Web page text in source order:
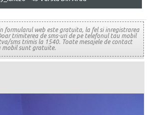
formularul web este gratuita, la fel si inregistrarea
trimiterea de sms-uri de pe telefonul tau mobil
sms trimis la 1540. Toate mesajele de contact
mobil sunt gratuite.